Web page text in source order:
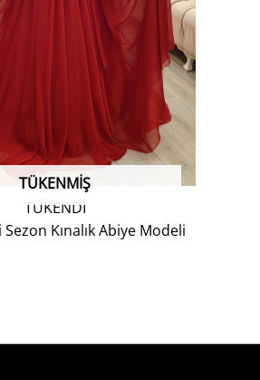
TÜKENDİ
TÜKENMIŞ
Kınalık Abiye Modeli